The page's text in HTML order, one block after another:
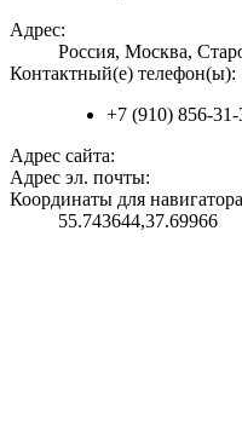
Адрес:
Россия, Москва,
Контактный(е) телефон(ы):
+7 (910) 856-31-
Адрес сайта:
Адрес эл. почты:
Координаты для
55.743644,37.69966